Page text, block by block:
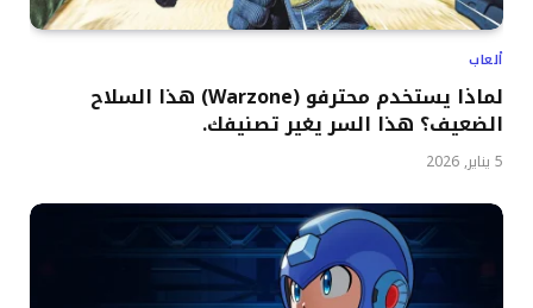
ألعاب
لماذا يستخدم محترفو (Warzone) هذا السلاح
الضعيف؟ هذا السر يغير تصنيفك.
5 يناير, 2026